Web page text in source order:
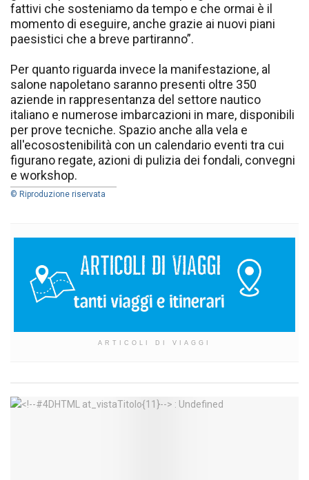
fattivi che sosteniamo da tempo e che ormai è il
momento di eseguire, anche grazie ai nuovi piani
paesistici che a breve partiranno”.
Per quanto riguarda invece la manifestazione, al
salone napoletano saranno presenti oltre 350
aziende in rappresentanza del settore nautico
italiano e numerose imbarcazioni in mare, disponibili
per prove tecniche. Spazio anche alla vela e
all'ecosostenibilità con un calendario eventi tra cui
figurano regate, azioni di pulizia dei fondali, convegni
e workshop.
© Riproduzione riservata
ARTICOLI DI VIAGGI